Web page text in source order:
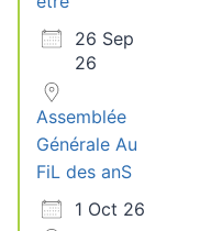
26 Sep
26
Assemblée
Générale Au
FiL des anS
1 Oct 26